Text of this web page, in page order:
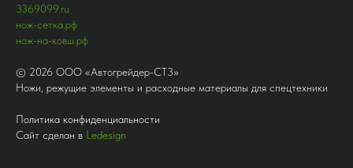
3369099.ru
нож-сетка.рф
нож-на-ковш.рф
© 2026 ООО «Автогрейдер-СТ3»
Ножи, режущие элементы и расходные материалы для спецтехники
Политика конфиденциальности
Сайт сделан в Ledesign